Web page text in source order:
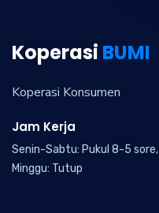
Koperasi BUMI
Koperasi Konsumen
Jam Kerja
Senin-Sabtu: Pukul 8-5 sore,
Minggu: Tutup